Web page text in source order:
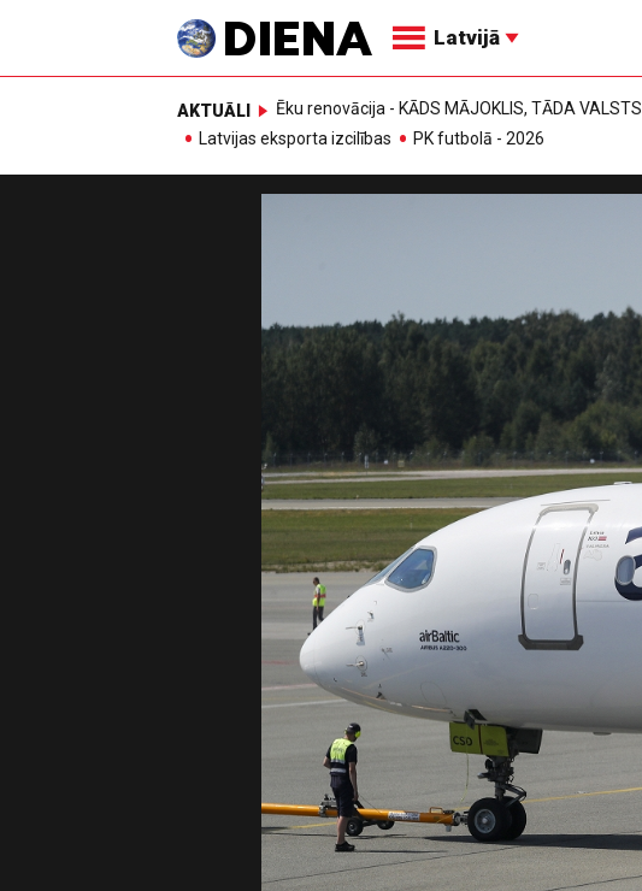
Latvijā
AKTUĀLI Ēku renovācija - KĀDS MĀJOKLIS, TĀDA VALSTS
Latvijas eksporta izcilības
PK futbolā - 2026